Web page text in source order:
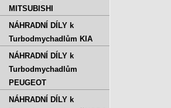
MITSUBISHI
NÁHRADNÍ DÍLY k
Turbodmychadlům KIA
NÁHRADNÍ DÍLY k
Turbodmychadlům
PEUGEOT
NÁHRADNÍ DÍLY k